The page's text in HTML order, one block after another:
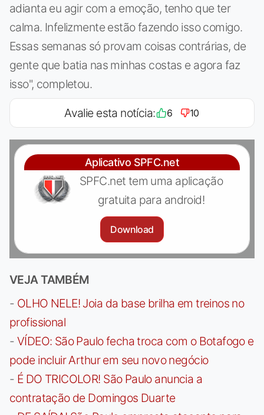
adianta eu agir com a emoção, tenho que ter
calma. Infelizmente estão fazendo isso comigo.
Essas semanas só provam coisas contrárias, de
gente que batia nas minhas costas e agora faz
isso", completou.
Avalie esta notícia: 6 10
Aplicativo SPFC.net
SPFC.net tem uma aplicação
gratuita para android!
Download
VEJA TAMBÉM
- OLHO NELE! Joia da base brilha em treinos no
profissional
- VÍDEO: São Paulo fecha troca com o Botafogo e
pode incluir Arthur em seu novo negócio
- É DO TRICOLOR! São Paulo anuncia a
contratação de Domingos Duarte